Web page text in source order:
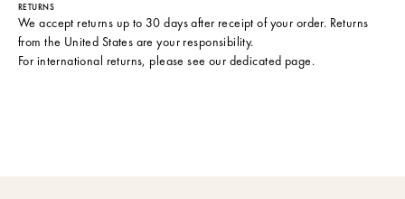
RETURNS
We accept returns up to 30 days after receipt of your order. Returns
from the United States are your responsibility.
For international returns, please see our dedicated page.